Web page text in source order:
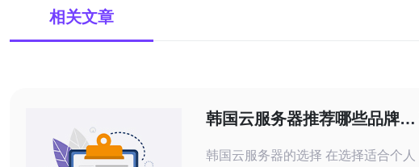
相关文章
韩国云服务器推荐哪些品牌适
韩国云服务器的选择 在选择适合个人